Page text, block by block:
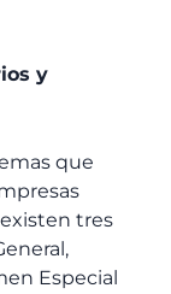
y
que
tres
Especial